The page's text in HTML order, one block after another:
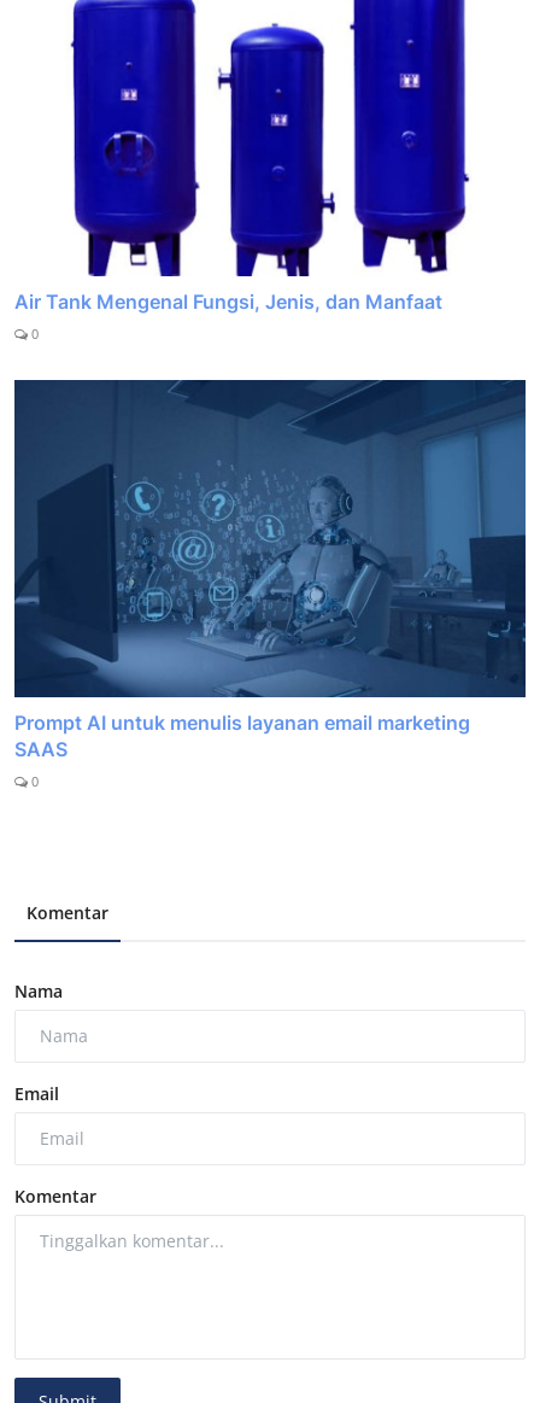
Air Tank Mengenal Fungsi, Jenis, dan Manfaat
0
Prompt AI untuk menulis layanan email marketing
SAAS
0
Komentar
Nama
Email
Komentar